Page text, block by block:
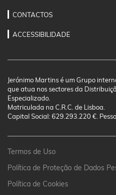
CONTACTOS
ACCESSIBILIDADE
Jerónimo Martins é um Grupo
que atua nos sectores da
Especializado.
Matriculada na C.R.C. de Lisboa.
Capital Social: 629.293.220 €.
Termos de Uso
Política de Proteção de Dados
Política de Cookies